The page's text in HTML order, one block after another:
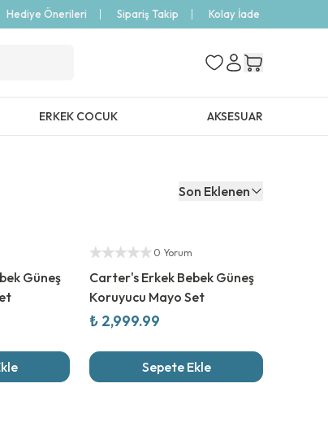
Hediye Önerileri Sipariş Takip Kolay İade
ERKEK COCUK AKSESUAR
Son Eklenen
Güneş
0 Yorum
Carter's Erkek Bebek Güneş
Koruyucu Mayo Set
₺ 2,999.99
Sepete Ekle